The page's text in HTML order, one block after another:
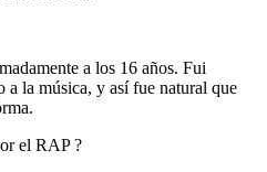
a los 16 años. Fui
a la música, y así fue natural que
el RAP ?